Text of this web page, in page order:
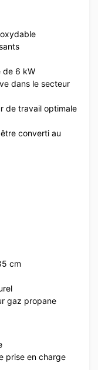
de 6 kW
dans le secteur
de travail optimale
converti au
cm
gaz propane
prise en charge